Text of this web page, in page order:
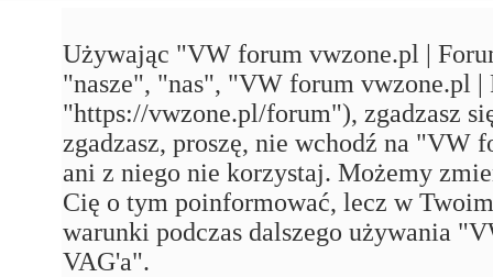
Używając "VW forum vwzone.pl |
"nasze", "nas", "VW forum vwzone.pl
"https://vwzone.pl/forum"), zgadzasz
zgadzasz, proszę, nie wchodź na
ani z niego nie korzystaj. Możemy
Cię o tym poinformować, lecz w
warunki podczas dalszego używania
VAG'a".